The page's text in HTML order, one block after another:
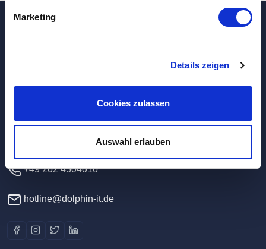
Marketing
Details zeigen
Cookies zulassen
Auswahl erlauben
Hauptverwaltung / Rechenzentrum
42389 Wuppertal
+49 202 4304010
hotline@dolphin-it.de